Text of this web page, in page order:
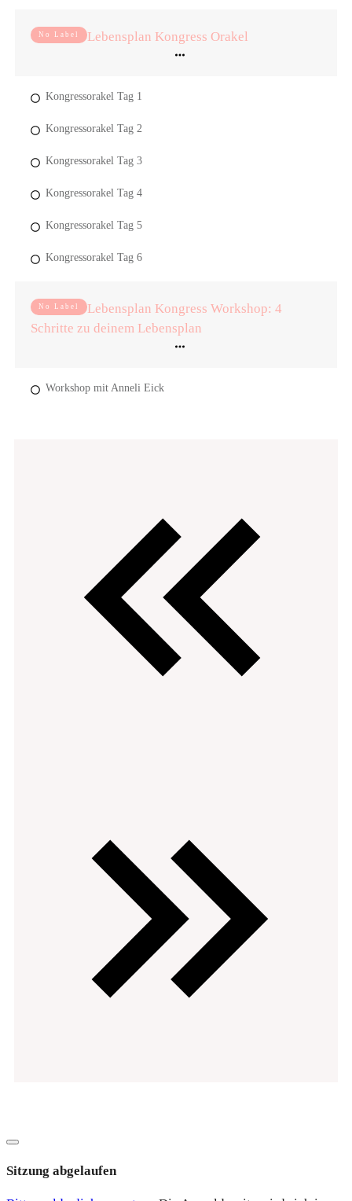
No Label Lebensplan Kongress Orakel
Kongressorakel Tag 1
Kongressorakel Tag 2
Kongressorakel Tag 3
Kongressorakel Tag 4
Kongressorakel Tag 5
Kongressorakel Tag 6
No Label
Lebensplan Kongress Workshop: 4
Schritte zu deinem Lebensplan
Workshop mit Anneli Eick
Dialog
Sitzung abgelaufen